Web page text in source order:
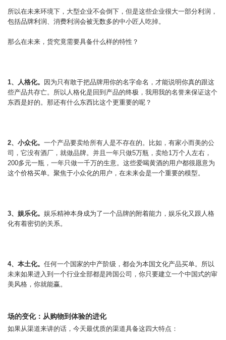
所以在未来环境下，大型企业不会倒下，但是这些企业很大一部分利润，
包括品牌利润、消费利润会被无数多的中小匠人吃掉。
那么在未来，货究竟需要具备什么样的特性？
1、人格化。
因为只有敢于把品牌用你的名字命名，才能说明你真的跟这
些产品共存亡。所以人格化是回到产品的终极，我用我的名誉来保证这个
东西是好的。那还有什么东西比这个更重要的呢？
2、小众化。 一个产品要卖给所有人是不存在的。比如，有家小而美的公
司，它没有酒厂，就做品牌。并且一年只做5万瓶，卖给1万个人左右，
200多元一瓶，一年只做一千万的生意。这些爱喝黄酒的用户都很愿意为
这个价格买单。聚焦于小众化的用户，在未来会是一个重要的模型。
3、娱乐化。 娱乐精神本身成为了一个品牌的附着能力，娱乐化又跟人格
化有着密切的关系。
4、本土化。 任何一个国家的中产阶级，都会为本国文化产品买单。所以
未来如果进入到一个行业全部都是跨国公司，你只要建立一个中国式的审
美风格，你就能赢。
场的变化：从购物到体验的进化
如果从渠道来讲的话，今天最优质的渠道具备这四大特点：